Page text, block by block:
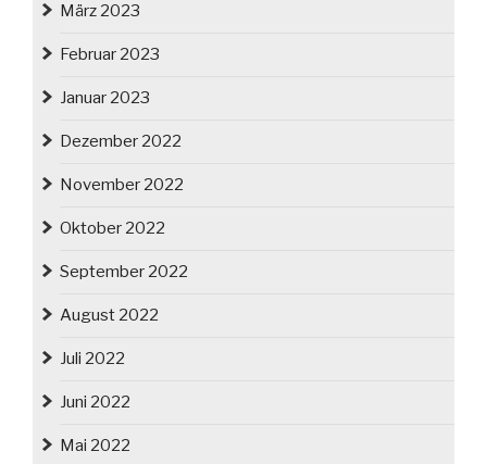
März 2023
Februar 2023
Januar 2023
Dezember 2022
November 2022
Oktober 2022
September 2022
August 2022
Juli 2022
Juni 2022
Mai 2022